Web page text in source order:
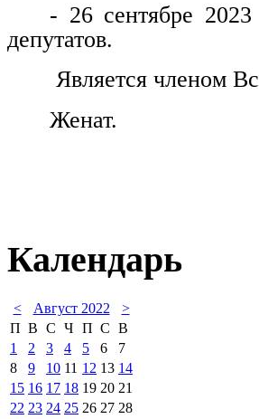
- 26 сентябре 2023
депутатов.
Является членом
Женат.
Календарь
< Август 2022
>
П В С Ч П С В
1
2 3 4 5 6
7
8
9 10 11 12 13 14
15 16 17 18 19 20 21
22 23 24 25 26 27 28